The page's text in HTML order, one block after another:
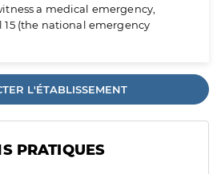
a medical emergency,
(the national emergency
L'ÉTABLISSEMENT
PRATIQUES